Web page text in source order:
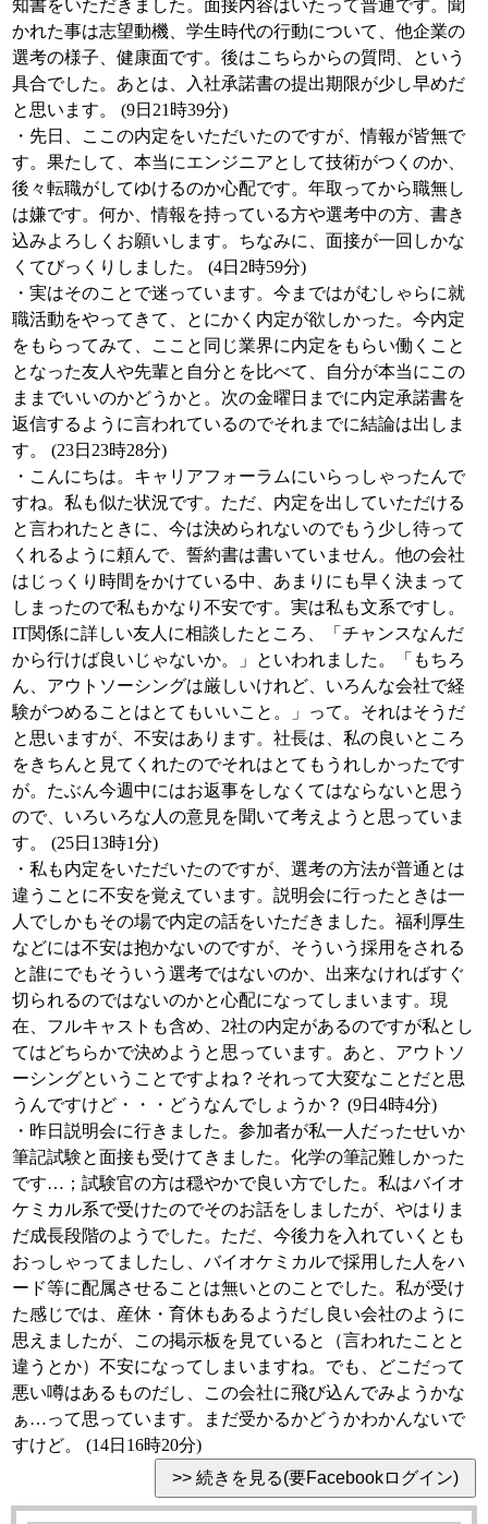
知書をいただきました。面接内容はいたって普通です。聞
かれた事は志望動機、学生時代の行動について、他企業の
選考の様子、健康面です。後はこちらからの質問、という
具合でした。あとは、入社承諾書の提出期限が少し早めだ
と思います。 (9日21時39分)
・先日、ここの内定をいただいたのですが、情報が皆無で
す。果たして、本当にエンジニアとして技術がつくのか、
後々転職がしてゆけるのか心配です。年取ってから職無し
は嫌です。何か、情報を持っている方や選考中の方、書き
込みよろしくお願いします。ちなみに、面接が一回しかな
くてびっくりしました。 (4日2時59分)
・実はそのことで迷っています。今まではがむしゃらに就
職活動をやってきて、とにかく内定が欲しかった。今内定
をもらってみて、ここと同じ業界に内定をもらい働くこと
となった友人や先輩と自分とを比べて、自分が本当にこの
ままでいいのかどうかと。次の金曜日までに内定承諾書を
返信するように言われているのでそれまでに結論は出しま
す。 (23日23時28分)
・こんにちは。キャリアフォーラムにいらっしゃったんで
すね。私も似た状況です。ただ、内定を出していただける
と言われたときに、今は決められないのでもう少し待って
くれるように頼んで、誓約書は書いていません。他の会社
はじっくり時間をかけている中、あまりにも早く決まって
しまったので私もかなり不安です。実は私も文系ですし。
IT関係に詳しい友人に相談したところ、「チャンスなんだ
から行けば良いじゃないか。」といわれました。「もちろ
ん、アウトソーシングは厳しいけれど、いろんな会社で経
験がつめることはとてもいいこと。」って。それはそうだ
と思いますが、不安はあります。社長は、私の良いところ
をきちんと見てくれたのでそれはとてもうれしかったです
が。たぶん今週中にはお返事をしなくてはならないと思う
ので、いろいろな人の意見を聞いて考えようと思っていま
す。 (25日13時1分)
・私も内定をいただいたのですが、選考の方法が普通とは
違うことに不安を覚えています。説明会に行ったときは一
人でしかもその場で内定の話をいただきました。福利厚生
などには不安は抱かないのですが、そういう採用をされる
と誰にでもそういう選考ではないのか、出来なければすぐ
切られるのではないのかと心配になってしまいます。現
在、フルキャストも含め、2社の内定があるのですが私とし
てはどちらかで決めようと思っています。あと、アウトソ
ーシングということですよね？それって大変なことだと思
うんですけど・・・どうなんでしょうか？ (9日4時4分)
・昨日説明会に行きました。参加者が私一人だったせいか
筆記試験と面接も受けてきました。化学の筆記難しかった
です…；試験官の方は穏やかで良い方でした。私はバイオ
ケミカル系で受けたのでそのお話をしましたが、やはりま
だ成長段階のようでした。ただ、今後力を入れていくとも
おっしゃってましたし、バイオケミカルで採用した人をハ
ード等に配属させることは無いとのことでした。私が受け
た感じでは、産休・育休もあるようだし良い会社のように
思えましたが、この掲示板を見ていると（言われたことと
違うとか）不安になってしまいますね。でも、どこだって
悪い噂はあるものだし、この会社に飛び込んでみようかな
ぁ…って思っています。まだ受かるかどうかわかんないで
すけど。 (14日16時20分)